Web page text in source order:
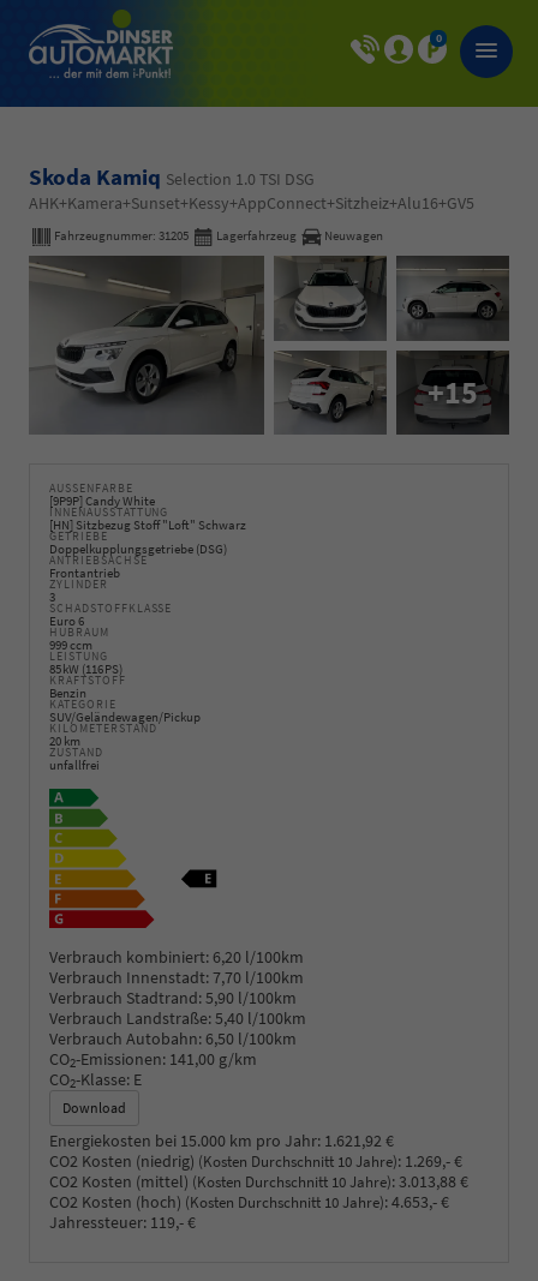
0
Skoda Kamiq Selection 1.0 TSI DSG
AHK+Kamera+Sunset+Kessy+AppConnect+Sitzheiz+Alu16+GV5
Fahrzeugnummer: 31205 Lagerfahrzeug Neuwagen
+15
AUSSENFARBE
[9P9P] Candy White
INNENAUSSTATTUNG
[HN] Sitzbezug Stoff "Loft" Schwarz
GETRIEBE
Doppelkupplungsgetriebe (DSG)
ANTRIEBSACHSE
Frontantrieb
ZYLINDER
3
SCHADSTOFFKLASSE
Euro 6
HUBRAUM
999 ccm
LEISTUNG
85 kW (116 PS)
KRAFTSTOFF
Benzin
KATEGORIE
SUV/Geländewagen/Pickup
KILOMETERSTAND
20 km
ZUSTAND
unfallfrei
Verbrauch kombiniert: 6,20 l/100km
Verbrauch Innenstadt:7,70 l/100km
Verbrauch Stadtrand:5,90 l/100km
Verbrauch Landstraße:5,40 l/100km
Verbrauch Autobahn: 6,50 l/100km
CO2-Emissionen: 141,00 g/km
CO2-Klasse: E
Download
Energiekosten bei 15.000 km pro Jahr: 1.621,92 €
CO2 Kosten (niedrig) (Kosten Durchschnitt 10 Jahre): 1.269,- €
CO2 Kosten (mittel) (Kosten Durchschnitt 10 Jahre):3.013,88 €
CO2 Kosten (hoch) (Kosten Durchschnitt 10 Jahre):4.653,- €
Jahressteuer: 119,- €